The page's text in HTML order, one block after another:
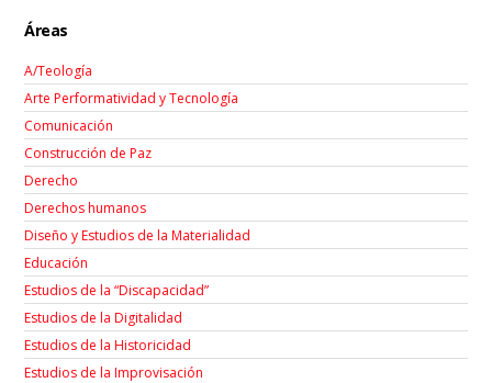
Áreas
A/Teología
Arte Performatividad y Tecnología
Comunicación
Construcción de Paz
Derecho
Derechos humanos
Diseño y Estudios de la Materialidad
Educación
Estudios de la “Discapacidad”
Estudios de la Digitalidad
Estudios de la Historicidad
Estudios de la Improvisación